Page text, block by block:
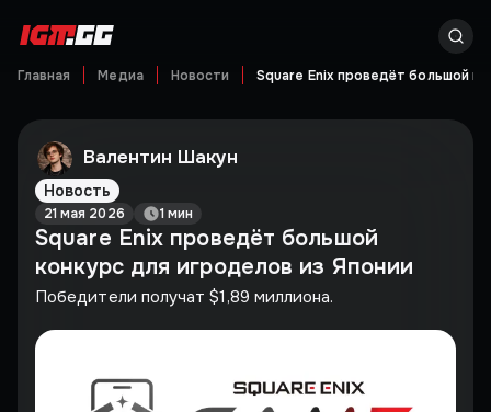
Главная Медиа Новости Square Enix проведёт большой
Валентин Шакун
Новость
21 мая 2026 1 мин
Square Enix проведёт большой
конкурс для игроделов из Японии
Победители получат $1,89 миллиона.